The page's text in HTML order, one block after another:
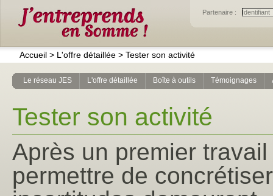
Partenaire :
Accueil > L'offre détaillée > Tester son activité
Le réseau JES L'offre détaillée Boîte à outils Témoignages
Tester son activité
Après un premier
permettre de